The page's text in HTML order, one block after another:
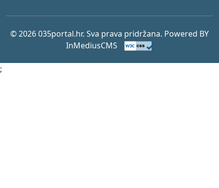
© 2026 035portal.hr. Sva prava pridržana. Powered BY
InMediusCMS
;